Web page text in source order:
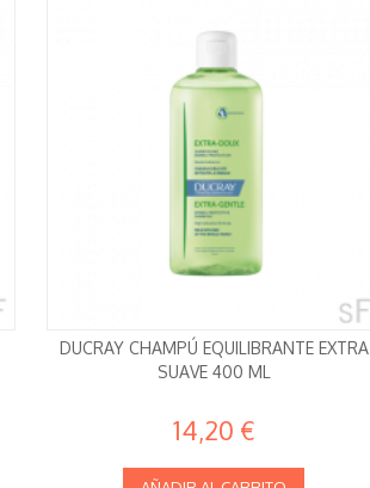
DUCRAY CHAMPÚ EQUILIBRANTE EXTRA
SUAVE 400 ML
14,20 €